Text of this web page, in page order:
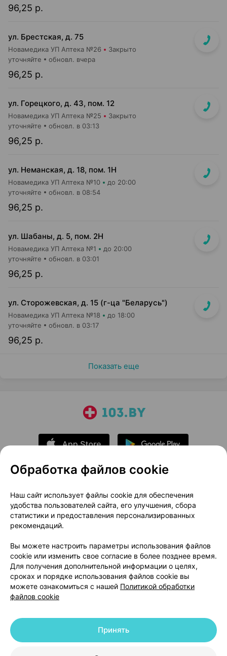
96,25 р.
ул. Брестская, д. 75
Новамедика УП Аптека №26 Закрыто
96,25 р.
уточняйте обновл. вчера
ул. Горецкого, д. 43, пом. 12
Новамедика УП Аптека №25 Закрыто
96,25 р.
уточняйте обновл. в 03:13
ул. Неманская, д. 18, пом. 1Н
Новамедика УП Аптека №10 до 20:00
96,25 р.
уточняйте обновл. в 08:54
ул. Шабаны, д. 5, пом. 2Н
Новамедика УП Аптека №1 до 20:00
96,25 р.
уточняйте обновл. в 03:01
ул. Сторожевская, д. 15 (г-ца "Беларусь")
Новамедика УП Аптека №18 до 18:00
96,25 р.
уточняйте обновл. в 03:17
Показать еще
О проекте
Новости проекта
Размещение рекламы
Медицинский маркетинг
Публичный договор
Доставка
Способы оплаты
Вакансии
Партнеры
Написать руководителю 103.by
Написать в поддержку
Персональные настройки Cookie
© 2026 ООО «Артокс Лаб», УНП 191700409 | 220012, Республика Беларусь,
Обработка файлов cookie
Наш сайт использует файлы cookie для обеспечения
удобства пользователей сайта, его улучшения, сбора
статистики и предоставления персонализированных
рекомендаций.
Вы можете настроить параметры использования файлов
cookie или изменить свое согласие в более позднее время.
Для получения дополнительной информации о целях,
сроках и порядке использования файлов cookie вы
можете ознакомиться с нашей Политикой обработки
файлов cookie
Принять